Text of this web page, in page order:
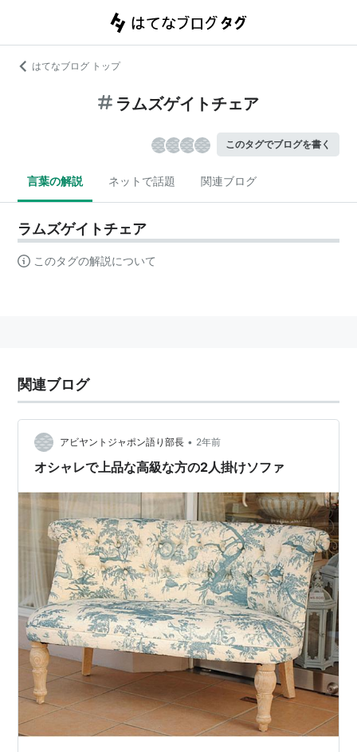
はてなブログ トップ
ラムズゲイトチェア
このタグでブログを書く
言葉の解説 ネットで話題 関連ブログ
ラムズゲイトチェア
このタグの解説について
関連ブログ
アビヤントジャポン語り部長 • 2年前
オシャレで上品な高級な方の2人掛けソファ